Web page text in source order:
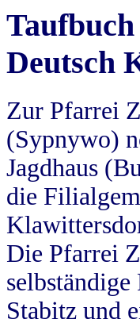
Deutsch
Zur Pfarrei
(Sypnywo)
Jagdhaus
die
Die Pfarrei
Stabitz und